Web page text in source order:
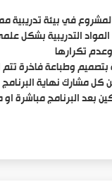
في بيئة تدريبية
التدريبية بشكل
تكرارها
بتصميم وطباعة فاخرة تتم
مشارك نهاية البرنامج
بعد البرنامج مباشرة